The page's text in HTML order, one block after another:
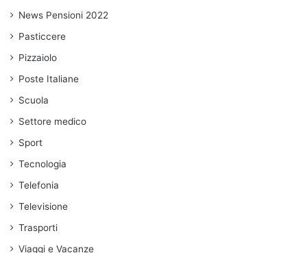
News Pensioni 2022
Pasticcere
Pizzaiolo
Poste Italiane
Scuola
Settore medico
Sport
Tecnologia
Telefonia
Televisione
Trasporti
Viaggi e Vacanze